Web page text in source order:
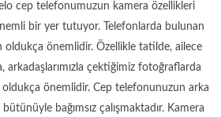
cep telefonumuzun kamera özellikleri
bir yer tutuyor. Telefonlarda bulunan
oldukça önemlidir. Özellikle tatilde, ailece
çektiğimiz fotoğraflarda
önemlidir. Cep telefonunuzun arka
bağımsız çalışmaktadır. Kamera